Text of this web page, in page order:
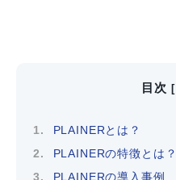
目次 [
PLAINERとは？
PLAINERの特徴とは？
PLAINERの導入事例